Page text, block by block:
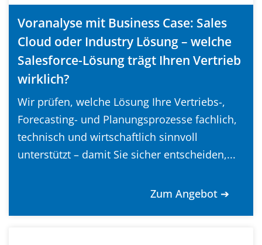
Voranalyse mit Business Case: Sales
Cloud oder Industry Lösung – welche
Salesforce-Lösung trägt Ihren Vertrieb
wirklich?
Wir prüfen, welche Lösung Ihre Vertriebs-,
Forecasting- und Planungsprozesse fachlich,
technisch und wirtschaftlich sinnvoll
unterstützt – damit Sie sicher entscheiden,...
Zum Angebot ➔